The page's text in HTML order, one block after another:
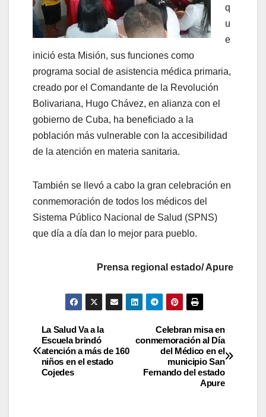
q
u
e
inició esta Misión, sus funciones como
programa social de asistencia médica primaria,
creado por el Comandante de la Revolución
Bolivariana, Hugo Chávez, en alianza con el
gobierno de Cuba, ha beneficiado a la
población más vulnerable con la accesibilidad
de la atención en materia sanitaria.
También se llevó a cabo la gran celebración en
conmemoración de todos los médicos del
Sistema Público Nacional de Salud (SPNS)
que día a día dan lo mejor para pueblo.
Prensa regional estado/ Apure
Celebran misa en
conmemoración al Día
del Médico en el
municipio San
Fernando del estado
Apure
La Salud Va a la
Escuela brindó
atención a más de 160
niños en el estado
Cojedes